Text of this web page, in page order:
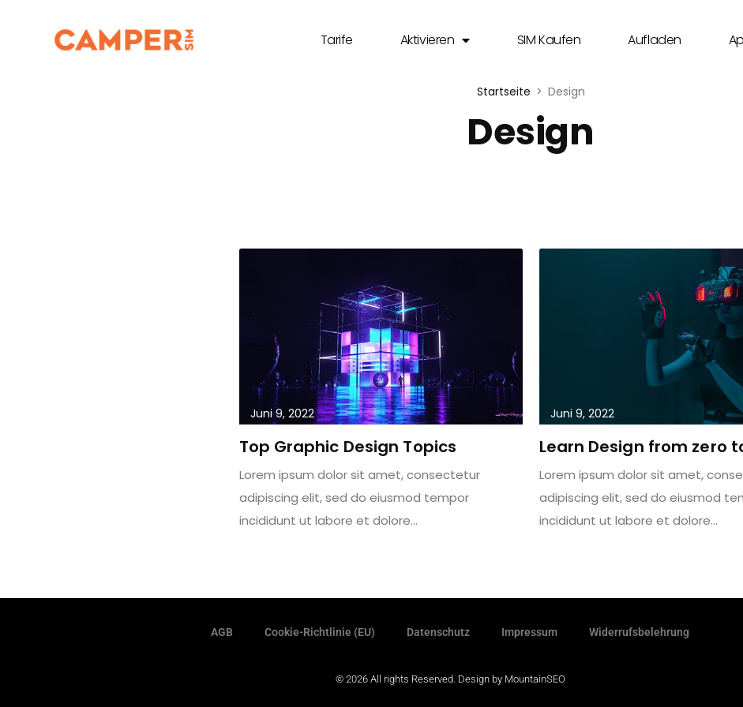
Tarife Aktivieren SIM Kaufen Aufladen
Startseite Design
Design
Juni 9, 2022
Top Graphic Design Topics
Lorem ipsum dolor sit amet, consectetur
adipiscing elit, sed do eiusmod tempor
incididunt ut labore et dolore…
Juni 9, 2022
Learn Design from zero
Lorem ipsum dolor sit amet,
adipiscing elit, sed do eiusmod
incididunt ut labore et dolore…
AGB Cookie-Richtlinie (EU) Datenschutz Impressum Widerrufsbelehrung
© 2026 All rights Reserved. Design by MountainSEO